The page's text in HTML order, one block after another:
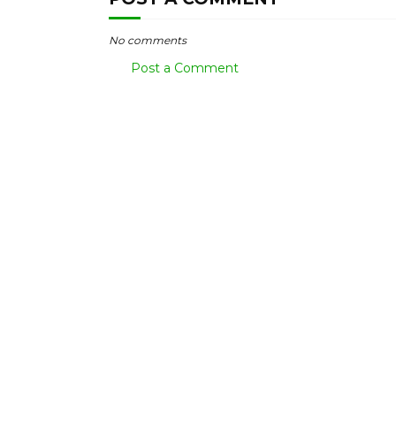
No comments
Post a Comment